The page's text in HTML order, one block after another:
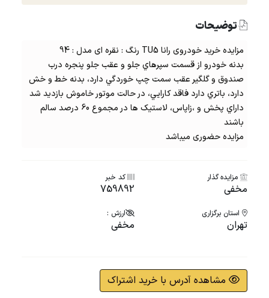
توضیحات
مزایده خرید خودروی رانا TU5 رنگ : نقره ای مدل : 94
بدنه خودرو از قسمت سپرهاي جلو و عقب جلو پنجره درب
صندوق و گلگیر عقب سمت چپ خوردگي دارد، بدنه خط و خش
دارد، باتري دارد فاقد کارايي، در حالت موتور خاموش بازدید شد
داراي پخش و ،زاپاس، لاستیک ها در مجموع 60 درصد سالم
باشند
مزایده حضوری میباشد
مزایده گذار
مخفی
کد خبر
759892
استان برگزاری
تهران
ارزش :
مخفی
مشاهده آدرس با خرید اشتراک